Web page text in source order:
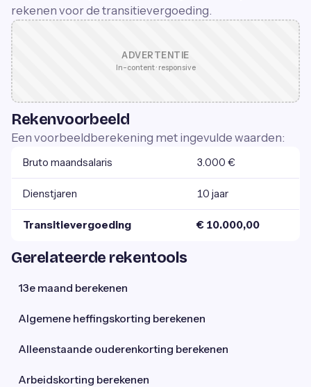
rekenen voor de transitievergoeding.
ADVERTENTIE
In-content · responsive
Rekenvoorbeeld
Een voorbeeldberekening met ingevulde waarden:
Bruto maandsalaris 3.000 €
Dienstjaren 10 jaar
Transitievergoeding € 10.000,00
Gerelateerde rekentools
13e maand berekenen
Algemene heffingskorting berekenen
Alleenstaande ouderenkorting berekenen
Arbeidskorting berekenen